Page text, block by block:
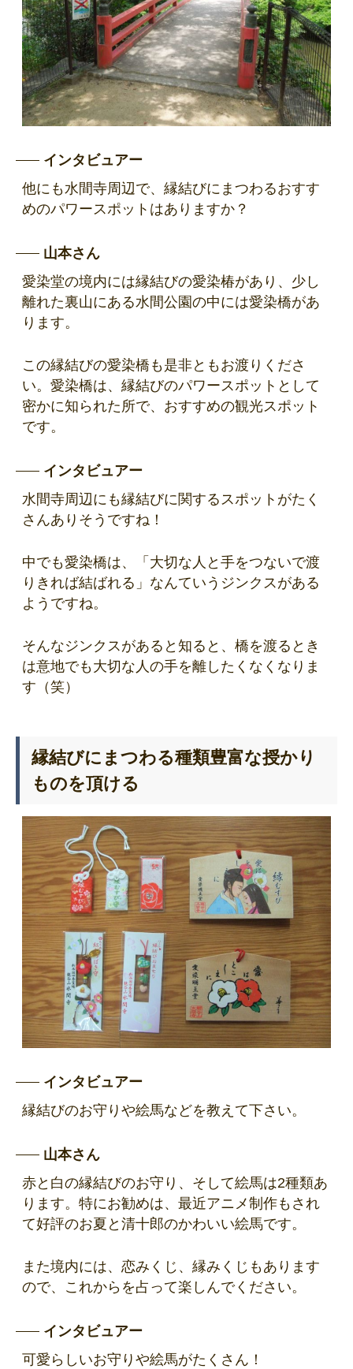
インタビュアー
他にも水間寺周辺で、縁結びにまつわるおすす
めのパワースポットはありますか？
山本さん
愛染堂の境内には縁結びの愛染椿があり、少し
離れた裏山にある水間公園の中には愛染橋があ
ります。
この縁結びの愛染橋も是非ともお渡りくださ
い。愛染橋は、縁結びのパワースポットとして
密かに知られた所で、おすすめの観光スポット
です。
インタビュアー
水間寺周辺にも縁結びに関するスポットがたく
さんありそうですね！
中でも愛染橋は、「大切な人と手をつないで渡
りきれば結ばれる」なんていうジンクスがある
ようですね。
そんなジンクスがあると知ると、橋を渡るとき
は意地でも大切な人の手を離したくなくなりま
す（笑）
縁結びにまつわる種類豊富な授かり
ものを頂ける
インタビュアー
縁結びのお守りや絵馬などを教えて下さい。
山本さん
赤と白の縁結びのお守り、そして絵馬は2種類あ
ります。特にお勧めは、最近アニメ制作もされ
て好評のお夏と清十郎のかわいい絵馬です。
また境内には、恋みくじ、縁みくじもあります
ので、これからを占って楽しんでください。
インタビュアー
可愛らしいお守りや絵馬がたくさん！